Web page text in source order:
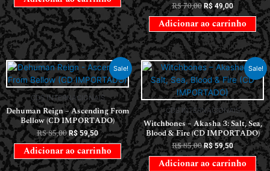
R$70,00 R$49,00
Adicionar ao carrinho
Sale!
CDS INTERNACIONAIS
Dehuman Reign – Ascending From
Bellow (CD IMPORTADO)
R$85,00 R$59,50
Adicionar ao carrinho
Sale!
CDS INTERNACIONAIS
Witchbones – Akasha 3: Salt, Sea,
Blood & Fire (CD IMPORTADO)
R$85,00 R$59,50
Adicionar ao carrinho